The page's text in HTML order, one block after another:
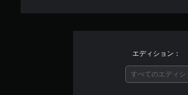
エディション：
すべてのエディシ